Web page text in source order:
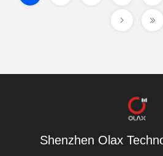
Shenzhen Olax